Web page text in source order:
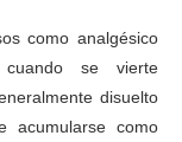
como analgésico
se vierte
disuelto
acumularse como